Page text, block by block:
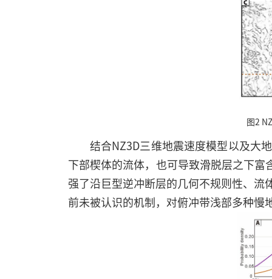
图2
结合NZ3D三维地震速度模型以及大
下部楔体的流体，也可导致滑脱层之下
强了沿巨型逆冲断层的几何不规则性、流
前未被认识的机制，对俯冲带浅部多种慢